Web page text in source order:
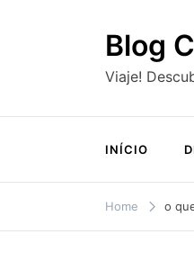
Blog
Viaje!
INÍCIO
Home o